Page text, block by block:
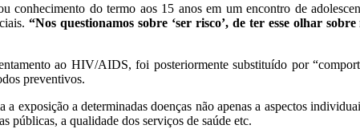
conhecimento do termo aos 15 anos em um encontro de
“Nos questionamos sobre ‘ser risco’, de ter esse olhar
ao HIV/AIDS, foi posteriormente substituído por
preventivos.
exposição a determinadas doenças não apenas a aspectos
públicas, a qualidade dos serviços de saúde etc.